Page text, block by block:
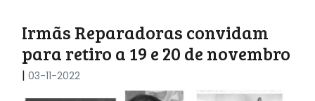
Irmãs Reparadoras convidam
para retiro a 19 e 20 de novembro
| 03-11-2022